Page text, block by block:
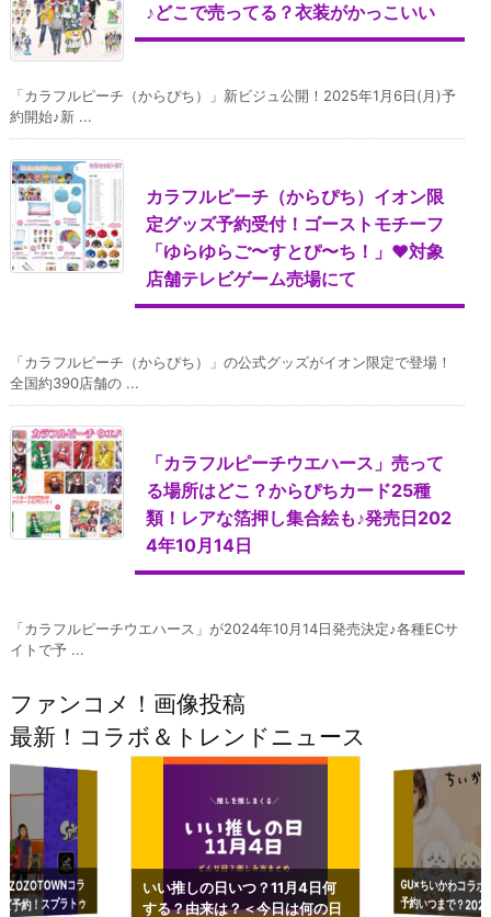
♪どこで売ってる？衣装がかっこいい
「カラフルピーチ（からぴち）」新ビジュ公開！2025年1月6日(月)予
約開始♪新 ...
カラフルピーチ（からぴち）イオン限
定グッズ予約受付！ゴーストモチーフ
「ゆらゆらご〜すとぴ〜ち！」♥対象
店舗テレビゲーム売場にて
「カラフルピーチ（からぴち）」の公式グッズがイオン限定で登場！
全国約390店舗の ...
「カラフルピーチウエハース」売って
る場所はどこ？からぴちカード25種
類！レアな箔押し集合絵も♪発売日202
4年10月14日
「カラフルピーチウエハース」が2024年10月14日発売決定♪各種ECサ
イトで予 ...
ファンコメ！画像投稿
最新！コラボ＆トレンドニュース
コラ
予約！スプラトゥ
いい推しの日いつ？11月4日何
する？由来は？＜今日は何の日
GU×ちいかわコラ
予約いつまで？
ーチやショルダー